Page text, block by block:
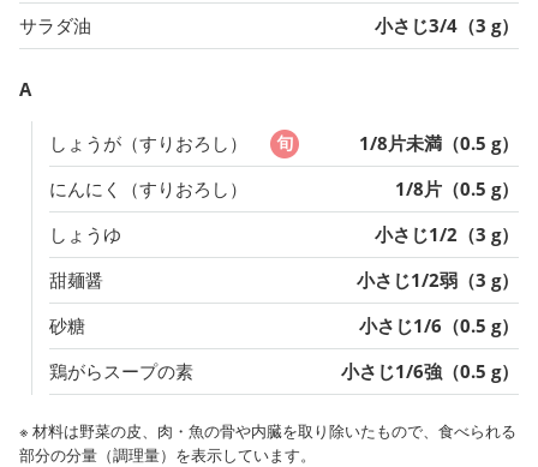
サラダ油
小さじ3/4（3 g）
A
しょうが（すりおろし）
1/8片未満（0.5 g）
にんにく（すりおろし）
1/8片（0.5 g）
しょうゆ
小さじ1/2（3 g）
甜麺醤
小さじ1/2弱（3 g）
砂糖
小さじ1/6（0.5 g）
鶏がらスープの素
小さじ1/6強（0.5 g）
※ 材料は野菜の皮、肉・魚の骨や内臓を取り除いたもので、食べられる
部分の分量（調理量）を表示しています。